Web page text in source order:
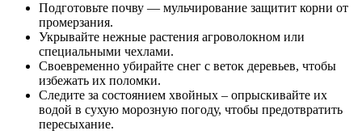
Подготовьте почву — мульчирование защитит корни от
промерзания.
Укрывайте нежные растения агроволокном или
специальными чехлами.
Своевременно убирайте снег с веток деревьев, чтобы
избежать их поломки.
Следите за состоянием хвойных – опрыскивайте их
водой в сухую морозную погоду, чтобы предотвратить
пересыхание.